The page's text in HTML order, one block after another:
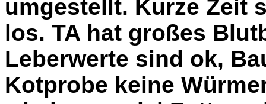
umgestellt. Kurze Zeit
los. TA hat großes
Leberwerte sind ok,
Kotprobe keine